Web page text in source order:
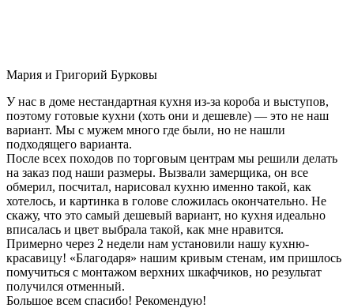
Мария и Григорий Бурковы
У нас в доме нестандартная кухня из-за короба и выступов,
поэтому готовые кухни (хоть они и дешевле) — это не наш
вариант. Мы с мужем много где были, но не нашли
подходящего варианта.
После всех походов по торговым центрам мы решили делать
на заказ под наши размеры. Вызвали замерщика, он все
обмерил, посчитал, нарисовал кухню именно такой, как
хотелось, и картинка в голове сложилась окончательно. Не
скажу, что это самый дешевый вариант, но кухня идеально
вписалась и цвет выбрала такой, как мне нравится.
Примерно через 2 недели нам установили нашу кухню-
красавицу! «Благодаря» нашим кривым стенам, им пришлось
помучиться с монтажом верхних шкафчиков, но результат
получился отменный.
Большое всем спасибо! Рекомендую!